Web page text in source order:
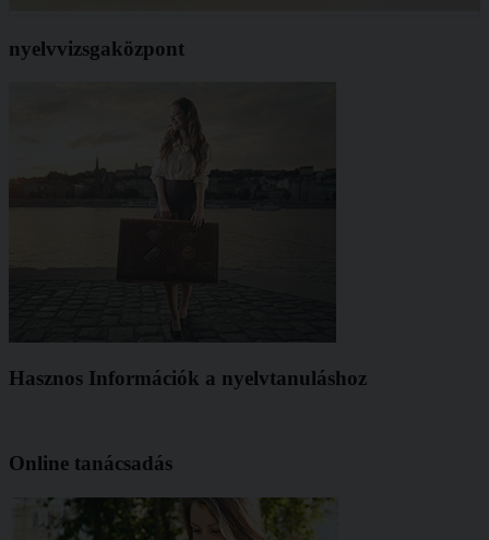
nyelvvizsgaközpont
Hasznos Információk a nyelvtanuláshoz
Online tanácsadás